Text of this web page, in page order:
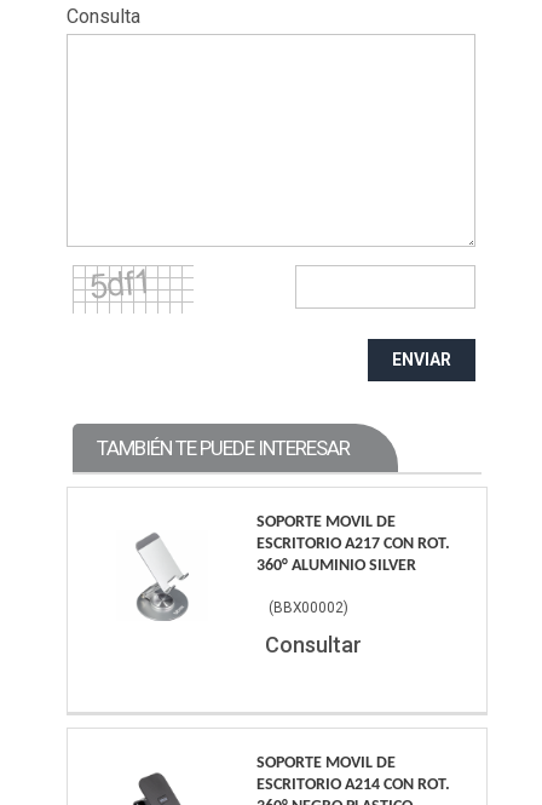
Consulta
ENVIAR
TAMBIÉN TE PUEDE INTERESAR
SOPORTE MOVIL DE
ESCRITORIO A217 CON ROT.
360° ALUMINIO SILVER
( BBX00002)
Consultar
SOPORTE MOVIL DE
ESCRITORIO A214 CON ROT.